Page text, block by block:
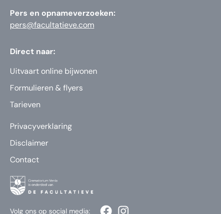
Pers en opnameverzoeken:
pers@facultatieve.com
Direct naar:
Uitvaart online bijwonen
Formulieren & flyers
Tarieven
Privacyverklaring
Disclaimer
Contact
Volg ons op social media: